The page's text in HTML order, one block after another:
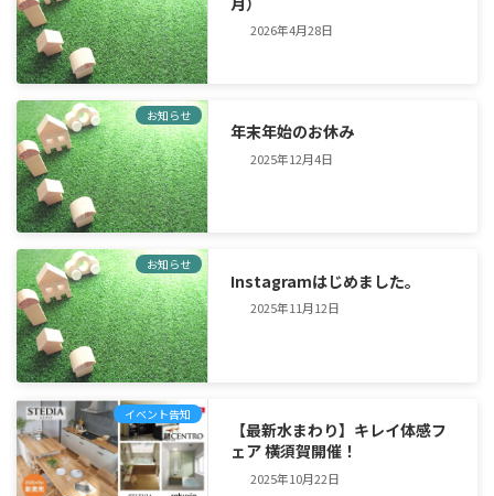
2026年4月28日
お知らせ
年末年始のお休み
2025年12月4日
お知らせ
Instagramはじめました。
2025年11月12日
イベント告知
【最新水まわり】キレイ体感フ
ェア 横須賀開催！
2025年10月22日